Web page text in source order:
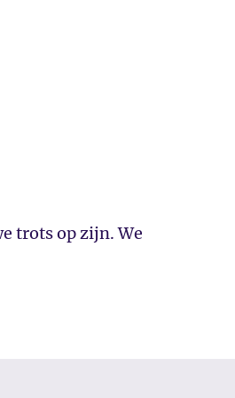
trots op zijn. We